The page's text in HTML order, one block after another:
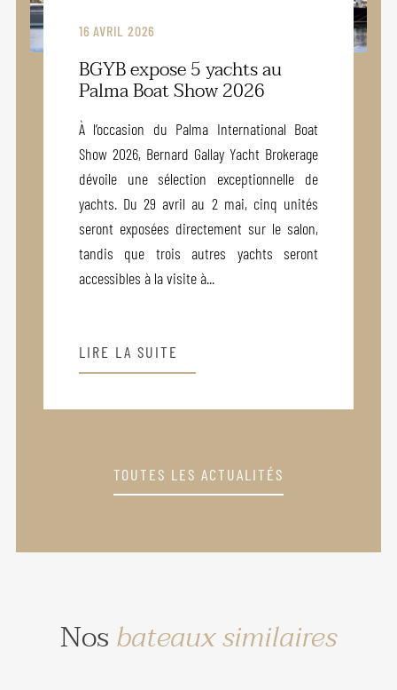
16 AVRIL 2026
BGYB expose 5 yachts au
Palma Boat Show 2026
À l’occasion du Palma International Boat
Show 2026, Bernard Gallay Yacht Brokerage
dévoile une sélection exceptionnelle de
yachts. Du 29 avril au 2 mai, cinq unités
seront exposées directement sur le salon,
tandis que trois autres yachts seront
accessibles à la visite à...
LIRE LA SUITE
TOUTES LES ACTUALITÉS
Nosbateaux similaires